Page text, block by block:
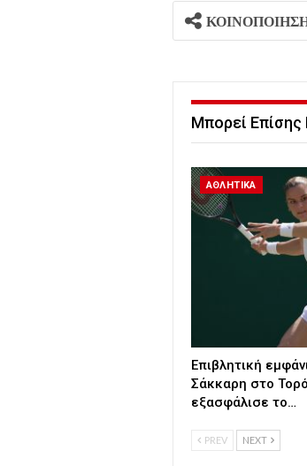
Μπορεί Επίσης
ΑΘΛΗΤΙΚΑ
Επιβλητική
Σάκκαρη στο
εξασφάλισε το…
PREV NEXT